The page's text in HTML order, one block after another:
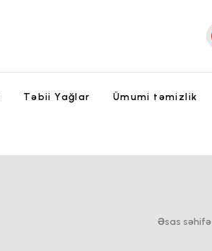
Təbii Yağlar Ümumi təmizlik
Əsas səhifə